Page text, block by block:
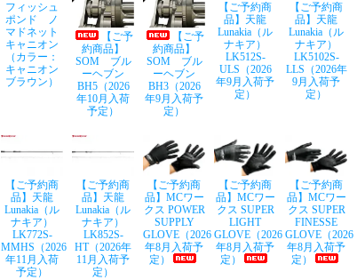
フィッシュ
ポンド ノ
マドネット
キャニオン
（カラー：
キャニオン
ブラウン）
【ご予
約商品】
SOM ブル
ーヘブン
BH5（2026
年10月入荷
予定）
【ご予
約商品】
SOM ブル
ーヘブン
BH3（2026
年9月入荷予
定）
【ご予約商
品】天龍
Lunakia（ル
ナキア）
LK512S-
ULS（2026
年9月入荷予
定）
【ご予約商
品】天龍
Lunakia（ル
ナキア）
LK5102S-
LLS（2026年
9月入荷予
定）
【ご予約商
品】天龍
Lunakia（ル
ナキア）
LK772S-
MMHS（2026
年11月入荷
予定）
【ご予約商
品】天龍
Lunakia（ル
ナキア）
LK852S-
HT（2026年
11月入荷予
定）
【ご予約商
品】MCワー
クス POWER
SUPPLY
GLOVE（2026
年8月入荷予
定）
【ご予約商
品】MCワー
クス SUPER
LIGHT
GLOVE（2026
年8月入荷予
定）
【ご予約商
品】MCワー
クス SUPER
FINESSE
GLOVE（2026
年8月入荷予
定）